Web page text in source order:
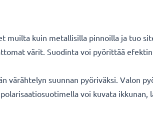
muilta kuin metallisilla pinnoilla ja tuo
värit. Suodinta voi pyörittää
värähtelyn suunnan pyöriväksi. Valon
voi kuvata